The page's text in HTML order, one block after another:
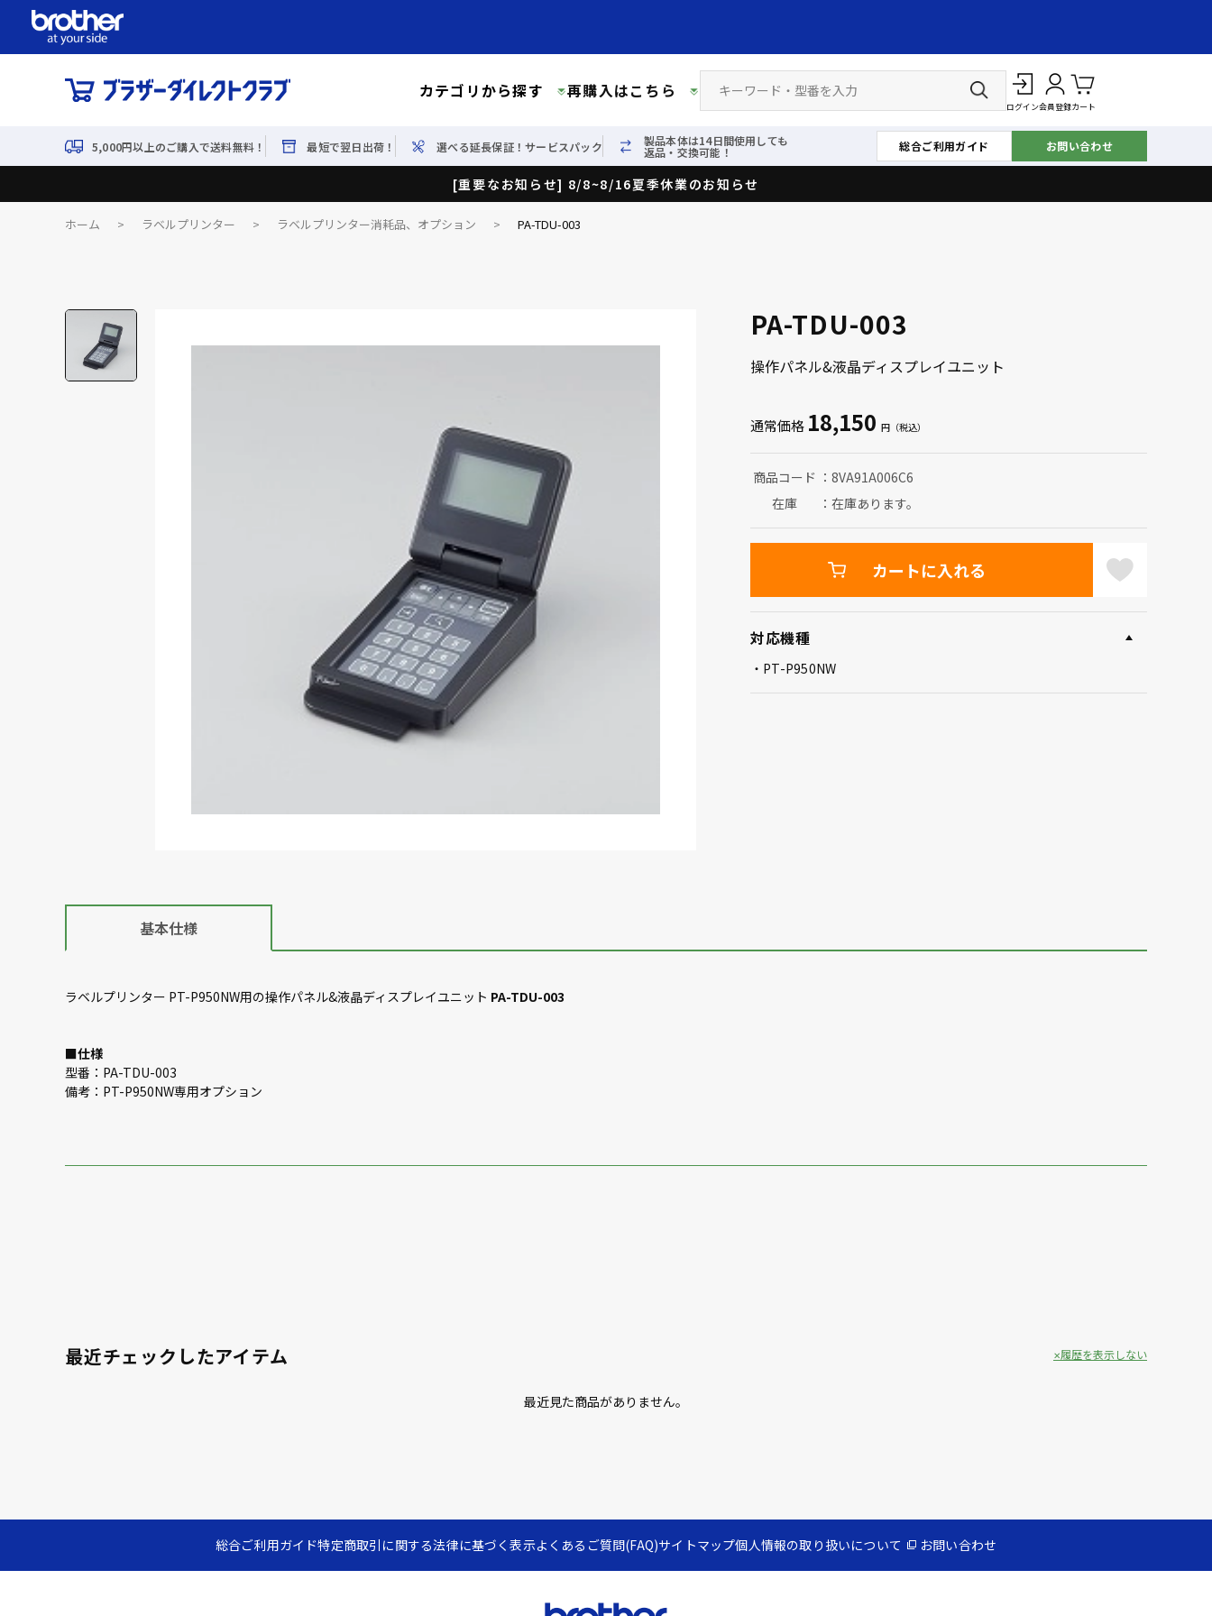
カテゴリから探す 再購入はこちら
ログイン会員登録カート
5,000円以上のご購入で送料無料！ 最短で翌日出荷！ 選べる延長保証！サービスパック 製品本体は14日間使用しても
返品・交換可能！ 総合ご利用ガイド お問い合わせ
[重要なお知らせ] 8/8~8/16夏季休業のお知らせ
ホーム > ラベルプリンター > ラベルプリンター消耗品、オプション > PA-TDU-003
PA-TDU-003
操作パネル&液晶ディスプレイユニット
通常価格 18,150
商品コード
8VA91A006C6
在庫
在庫あります。
対応機種
PT-P950NW
カートに入れる
基本仕様
ラベルプリンター PT-P950NW用の操作パネル&液晶ディスプレイユニット PA-TDU-003
■仕様
型番：PA-TDU-003
備考：PT-P950NW専用オプション
最近チェックしたアイテム
最近見た商品がありません。
履歴を表示しない
総合ご利用ガイド特定商取引に関する法律に基づく表示よくあるご質問(FAQ)サイトマップ個人情報の取り扱いについて お問い合わせ